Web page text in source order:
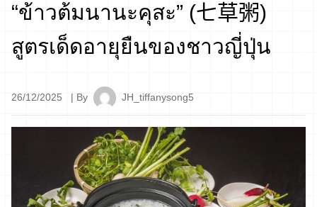
“ข้าวต้มนานะคุสะ” (七草粥)
สูตรเด็ดอายุยืนของชาวญี่ปุ่น
26/12/2025 | By JH_tiffanysong5